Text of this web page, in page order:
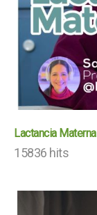
Lactancia Materna
15836 hits